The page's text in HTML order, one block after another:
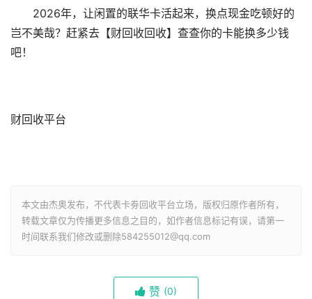
2026年，让闲置的联华卡活起来，换点现金吃顿好的
岂不美哉？赶紧去【财回收回收】查查你的卡能换多少钱
吧！
财回收平台
本文由杰奥发布，不代表卡劵回收平台立场，版权归原作者所有，
转载文章仅为传播更多信息之目的，如作者信息标记有误，请第一
时间联系我们修改或删除584255012@qq.com
赞 (0)